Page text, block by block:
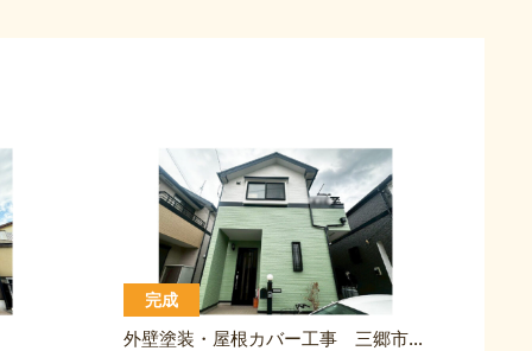
完成
外壁塗装・屋根カバー工事 三郷市Ｎ様邸